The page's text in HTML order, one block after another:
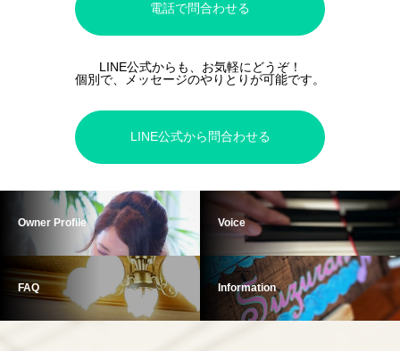
電話で問合わせる
LINE公式からも、お気軽にどうぞ！
個別で、メッセージのやりとりが可能です。
LINE公式から問合わせる
Owner Profile Voice
FAQ Information